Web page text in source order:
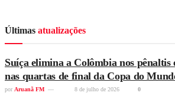
Últimas atualizações
Suíça elimina a Colômbia nos pênaltis
nas quartas de final da Copa do
por Aruanã FM 8 de julho de 2026 0